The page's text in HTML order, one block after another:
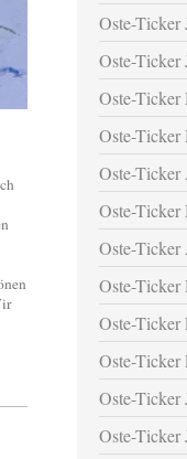
Oste-Ticker
Oste-Ticker
Oste-
Oste-Ticker
Oste-
Oste-Ticker
Oste-
Oste-Ticker
Oste-Ticker
Oste-Ticker
Oste-Ticker
Oste-Ticker